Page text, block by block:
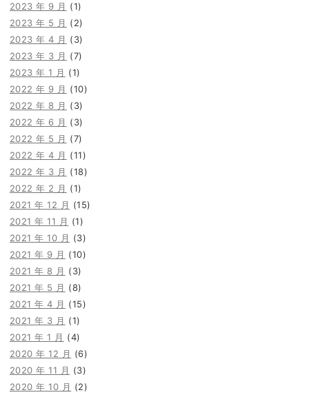
2023 年 9 月 (1)
2023 年 5 月 (2)
2023 年 4 月 (3)
2023 年 3 月 (7)
2023 年 1 月 (1)
2022 年 9 月 (10)
2022 年 8 月 (3)
2022 年 6 月 (3)
2022 年 5 月 (7)
2022 年 4 月 (11)
2022 年 3 月 (18)
2022 年 2 月 (1)
2021 年 12 月 (15)
2021 年 11 月 (1)
2021 年 10 月 (3)
2021 年 9 月 (10)
2021 年 8 月 (3)
2021 年 5 月 (8)
2021 年 4 月 (15)
2021 年 3 月 (1)
2021 年 1 月 (4)
2020 年 12 月 (6)
2020 年 11 月 (3)
2020 年 10 月 (2)